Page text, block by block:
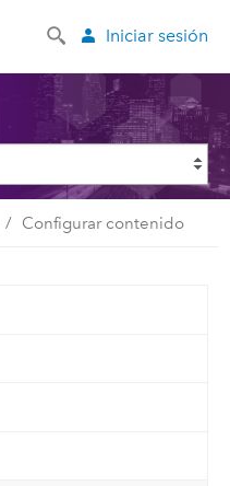
Iniciar sesión
Configurar contenido